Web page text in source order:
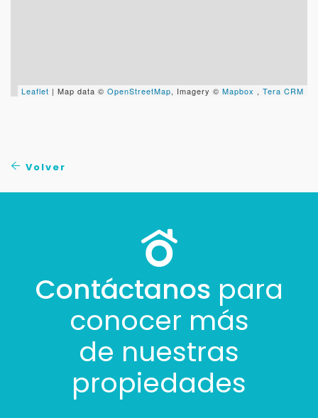
Leaflet | Map data © OpenStreetMap, Imagery © Mapbox , Tera CRM
Volver
Contáctanos para
conocer más
de nuestras
propiedades
Uso exclusivo
Buscamos darte la mejor experiencia.
Con estos datos podemos responderte mejor y